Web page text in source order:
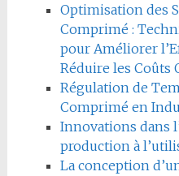
Optimisation des
Comprimé :
pour Améliorer
Réduire les Coûts
Régulation de
Comprimé en
Innovations dans
production à
La conception